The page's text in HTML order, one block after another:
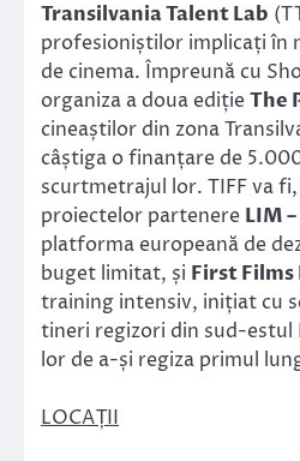
Transilvania Talent Lab
profesioniștilor implicați în
de cinema. Împreună cu
organiza a doua edițieThe
cineaștilor din zona
câștiga o finanțare de
scurtmetrajul lor. TIFF va
proiectelor partenere LIM
platforma europeană de
buget limitat, și First
training intensiv, inițiat cu
tineri regizori din sud-estul
lor de a-și regiza primul
LOCAȚII